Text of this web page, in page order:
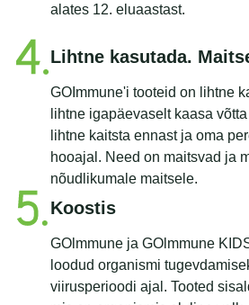
alates 12. eluaastast.
Lihtne kasutada.
GOImmune'i tooteid on lihtne
lihtne igapäevaselt kaasa
lihtne kaitsta ennast ja oma
hooajal. Need on maitsvad ja
nõudlikumale maitsele.
Koostis
GOlmmune ja GOlmmune
loodud organismi
viirusperioodi ajal. Tooted